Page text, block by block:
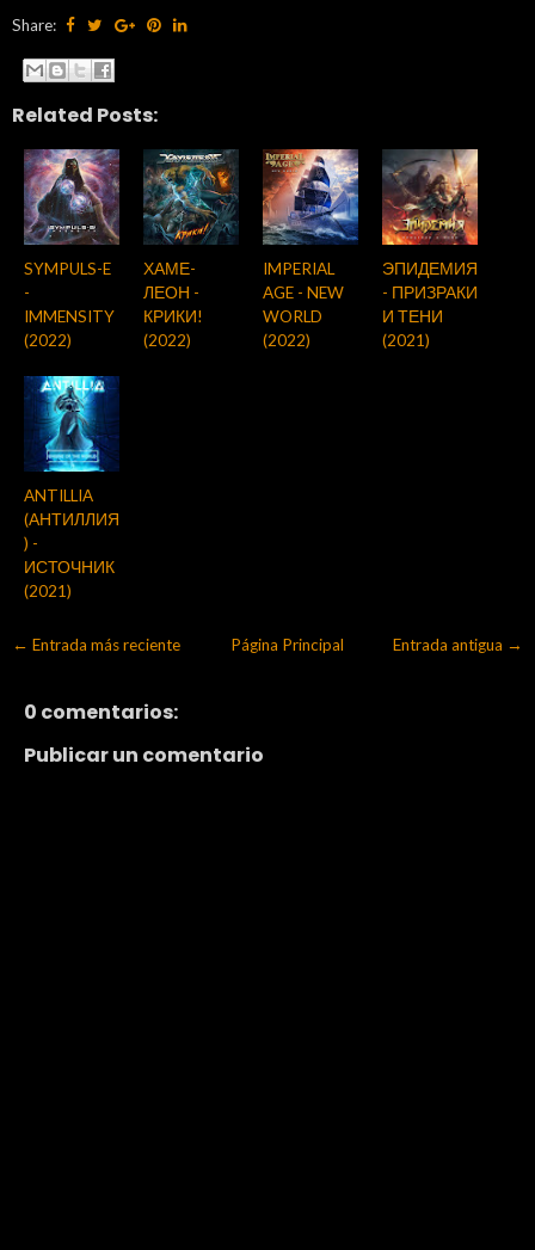
Share:
Related Posts:
SYMPULS-E
-
IMMENSITY
(2022)
ХАМЕ-
ЛЕОН -
КРИКИ!
(2022)
IMPERIAL
AGE - NEW
WORLD
(2022)
ЭПИДЕМИЯ
- ПРИЗРАКИ
И ТЕНИ
(2021)
ANTILLIA
(АНТИЛЛИЯ
) -
ИСТОЧНИК
(2021)
← Entrada más reciente Entrada antigua →
Página Principal
0 comentarios:
Publicar un comentario